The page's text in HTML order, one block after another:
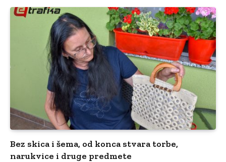
Bez skica i šema, od konca stvara torbe,
narukvice i druge predmete